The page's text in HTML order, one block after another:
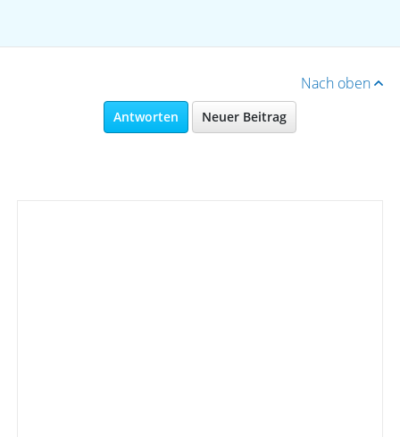
Nach oben
Antworten Neuer Beitrag